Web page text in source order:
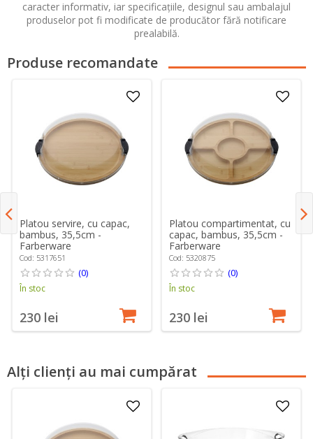
caracter informativ, iar specificațiile, designul sau ambalajul
produselor pot fi modificate de producător fără notificare
prealabilă.
Produse recomandate
Platou servire, cu capac,
bambus, 35,5cm -
Farberware
Cod: 5317651
(0)
În stoc
230 lei
Platou compartimentat, cu
capac, bambus, 35,5cm -
Farberware
Cod: 5320875
(0)
În stoc
230 lei
Alți clienți au mai cumpărat